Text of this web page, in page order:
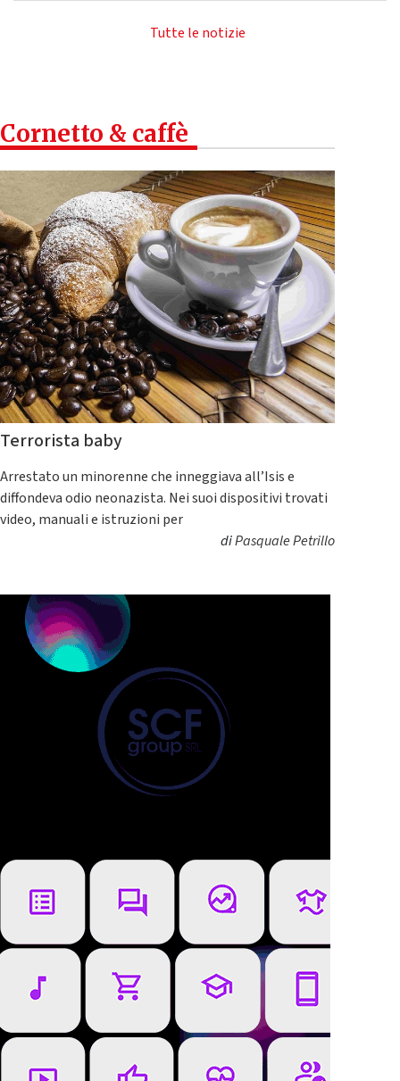
Tutte le notizie
Cornetto & caffè
Terrorista baby
Arrestato un minorenne che inneggiava all’Isis e
diffondeva odio neonazista. Nei suoi dispositivi trovati
video, manuali e istruzioni per
diPasquale Petrillo